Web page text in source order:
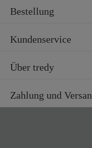
Bestellung
Kundenservice
Über tredy
Zahlung und